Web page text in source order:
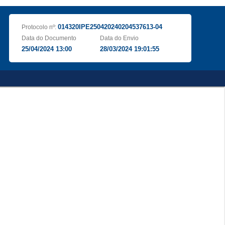
Protocolo nº: 014320IPE250420240204537613-04
Data do Documento
25/04/2024 13:00
Data do Envio
28/03/2024 19:01:55